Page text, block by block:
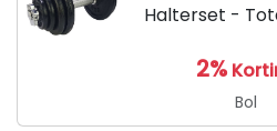
Halterset -
2%
Bol